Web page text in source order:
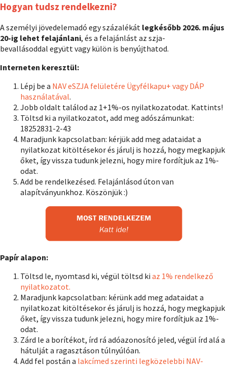
Hogyan tudsz rendelkezni?
A személyi jövedelemadó egy százalékát legkésőbb 2026. május
20-ig lehet felajánlani, és a felajánlást az szja-
bevallásoddal együtt vagy külön is benyújthatod.
Interneten keresztül:
Lépj be a NAV eSZJA felületére Ügyfélkapu+ vagy DÁP
használatával.
Jobb oldalt találod az 1+1%-os nyilatkozatodat. Kattints!
Töltsd ki a nyilatkozatot, add meg adószámunkat:
18252831-2-43
Maradjunk kapcsolatban: kérjük add meg adataidat a
nyilatkozat kitöltésekor és járulj is hozzá, hogy megkapjuk
őket, így vissza tudunk jelezni, hogy mire fordítjuk az 1%-
odat.
Add be rendelkezésed. Felajánlásod úton van
alapítványunkhoz. Köszönjük :)
Papír alapon:
Töltsd le, nyomtasd ki, végül töltsd ki az 1% rendelkező
nyilatkozatot.
Maradjunk kapcsolatban: kérünk add meg adataidat a
nyilatkozat kitöltésekor és járulj is hozzá, hogy megkapjuk
őket, így vissza tudunk jelezni, hogy mire fordítjuk az 1%-
odat.
Zárd le a borítékot, írd rá adóazonosító jeled, végül írd alá a
hátulját a ragasztáson túlnyúlóan.
Add fel postán a lakcímed szerinti legközelebbi NAV-